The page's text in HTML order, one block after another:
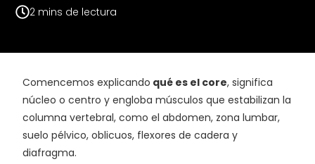
Comencemos explicando qué es el core, significa
núcleo o centro y engloba músculos que estabilizan la
columna vertebral, como el abdomen, zona lumbar,
suelo pélvico, oblicuos, flexores de cadera y
diafragma.